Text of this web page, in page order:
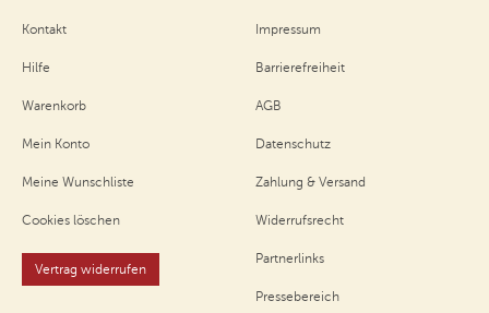
Kontakt
Hilfe
Warenkorb
Mein Konto
Meine Wunschliste
Cookies löschen
Vertrag widerrufen
Impressum
Barrierefreiheit
AGB
Datenschutz
Zahlung & Versand
Widerrufsrecht
Partnerlinks
Pressebereich